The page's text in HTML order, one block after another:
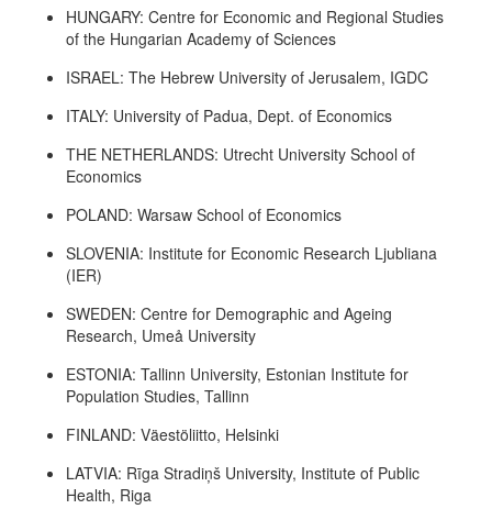
HUNGARY: Centre for Economic and Regional Studies
of the Hungarian Academy of Sciences
ISRAEL: The Hebrew University of Jerusalem, IGDC
ITALY: University of Padua, Dept. of Economics
THE NETHERLANDS: Utrecht University School of
Economics
POLAND: Warsaw School of Economics
SLOVENIA: Institute for Economic Research Ljubliana
(IER)
SWEDEN: Centre for Demographic and Ageing
Research, Umeå University
ESTONIA: Tallinn University, Estonian Institute for
Population Studies, Tallinn
FINLAND: Väestöliitto, Helsinki
LATVIA: Rīga Stradiņš University, Institute of Public
Health, Riga